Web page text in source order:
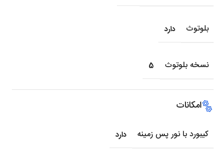
بلوتوث دارد
نسخه بلوتوث 5
امکانات
کیبورد با نور پس زمینه دارد